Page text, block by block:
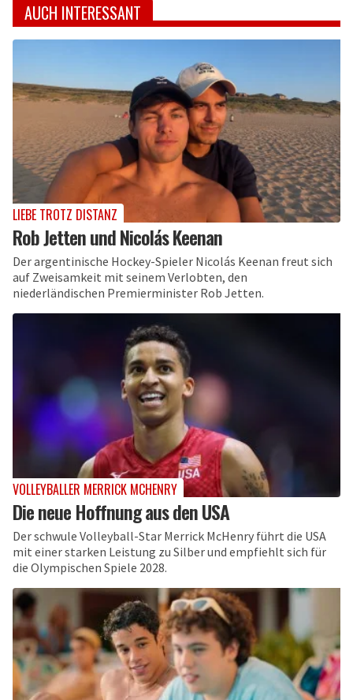
AUCH INTERESSANT
LIEBE TROTZ DISTANZ
Rob Jetten und Nicolás Keenan
Der argentinische Hockey-Spieler Nicolás Keenan freut sich
auf Zweisamkeit mit seinem Verlobten, den
niederländischen Premierminister Rob Jetten.
VOLLEYBALLER MERRICK MCHENRY
Die neue Hoffnung aus den USA
Der schwule Volleyball-Star Merrick McHenry führt die USA
mit einer starken Leistung zu Silber und empfiehlt sich für
die Olympischen Spiele 2028.